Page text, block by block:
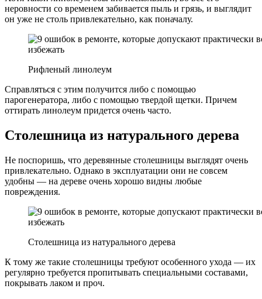
неровности со временем забивается пыль и грязь, и выглядит
он уже не столь привлекательно, как поначалу.
Рифленый линолеум
Справляться с этим получится либо с помощью
парогенератора, либо с помощью твердой щетки. Причем
оттирать линолеум придется очень часто.
Столешница из натурального дерева
Не поспоришь, что деревянные столешницы выглядят очень
привлекательно. Однако в эксплуатации они не совсем
удобны — на дереве очень хорошо видны любые
повреждения.
Столешница из натурального дерева
К тому же такие столешницы требуют особенного ухода — их
регулярно требуется пропитывать специальными составами,
покрывать лаком и проч.